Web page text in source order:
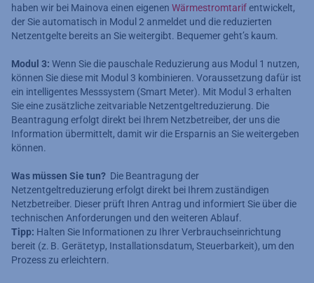
haben wir bei Mainova einen eigenen Wärmestromtarifentwickelt,
der Sie automatisch in Modul 2 anmeldet und die reduzierten
Netzentgelte bereits an Sie weitergibt. Bequemer geht’s kaum.
Modul 3: Wenn Sie die pauschale Reduzierung aus Modul 1 nutzen,
können Sie diese mit Modul 3 kombinieren. Voraussetzung dafür ist
ein intelligentes Messsystem (Smart Meter). Mit Modul 3 erhalten
Sie eine zusätzliche zeitvariable Netzentgeltreduzierung. Die
Beantragung erfolgt direkt bei Ihrem Netzbetreiber, der uns die
Information übermittelt, damit wir die Ersparnis an Sie weitergeben
können.
Was müssen Sie tun? Die Beantragung der
Netzentgeltreduzierung erfolgt direkt bei Ihrem zuständigen
Netzbetreiber. Dieser prüft Ihren Antrag und informiert Sie über die
technischen Anforderungen und den weiteren Ablauf.
Tipp: Halten Sie Informationen zu Ihrer Verbrauchseinrichtung
bereit (z. B. Gerätetyp, Installationsdatum, Steuerbarkeit), um den
Prozess zu erleichtern.